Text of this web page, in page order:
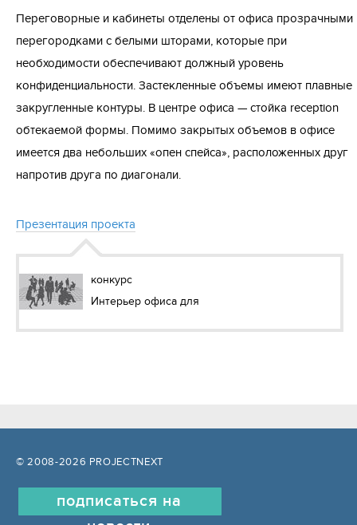
Переговорные и кабинеты отделены от офиса прозрачными
перегородками с белыми шторами, которые при
необходимости обеспечивают должный уровень
конфиденциальности. Застекленные объемы имеют плавные
закругленные контуры. В центре офиса — стойка reception
обтекаемой формы. Помимо закрытых объемов в офисе
имеется два небольших «опен спейса», расположенных друг
напротив друга по диагонали.
Презентация проекта
конкурс
Интерьер офиса для
© 2008-2026 PROJECTNEXT
подписаться на